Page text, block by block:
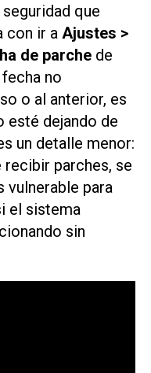
que
con ir a Ajustes >
de parche de
no
o al anterior, es
esté dejando de
un detalle menor:
recibir parches, se
vulnerable para
el sistema
sin